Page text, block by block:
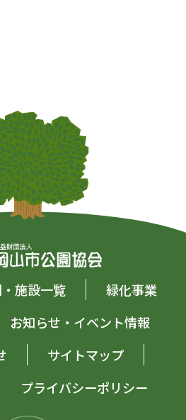
施設一覧
緑化事業
お知らせ・イベント情報
サイトマップ
プライバシーポリシー